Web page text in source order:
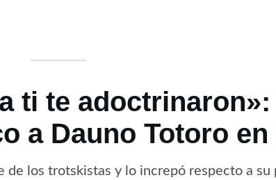
ti te adoctrinaron»:
a Dauno Totoro
de los trotskistas y lo increpó respecto a su